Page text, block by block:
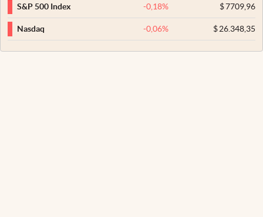
S&P 500 Index -0,18% $7709,96
Nasdaq -0,06% $26.348,35